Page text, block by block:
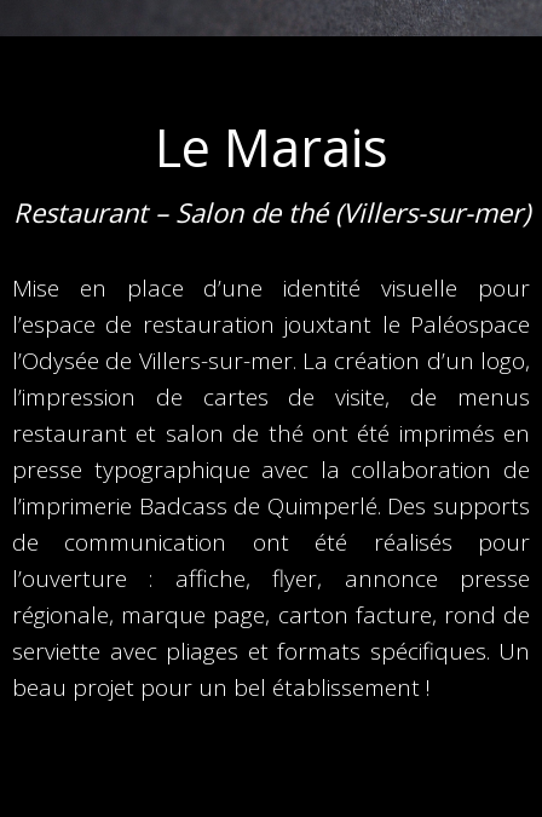
Le Marais
Restaurant – Salon de thé (Villers-sur-mer)
Mise en place d’une identité visuelle pour
l’espace de restauration jouxtant le Paléospace
l’Odysée de Villers-sur-mer. La création d’un logo,
l’impression de cartes de visite, de menus
restaurant et salon de thé ont été imprimés en
presse typographique avec la collaboration de
l’imprimerie Badcass de Quimperlé. Des supports
de communication ont été réalisés pour
l’ouverture : affiche, flyer, annonce presse
régionale, marque page, carton facture, rond de
serviette avec pliages et formats spécifiques. Un
beau projet pour un bel établissement !